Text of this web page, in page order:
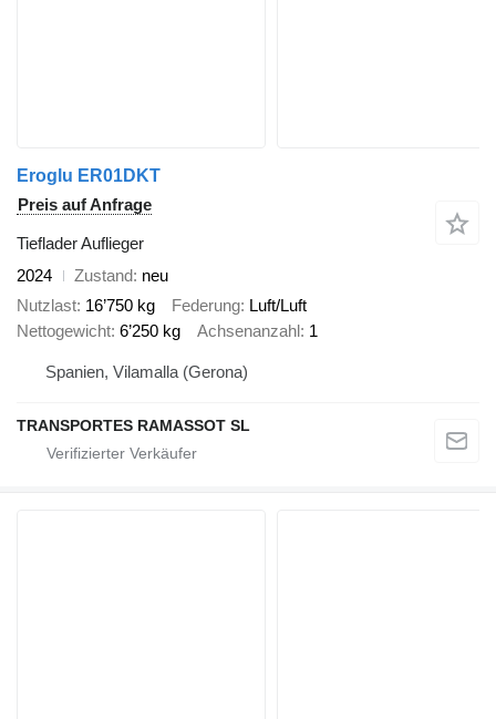
Eroglu ER01DKT
Preis auf Anfrage
Tieflader Auflieger
2024
Zustand
neu
Nutzlast 16’750 kg Federung Luft/Luft
Nettogewicht 6’250 kg Achsenanzahl 1
Spanien, Vilamalla (Gerona)
TRANSPORTES RAMASSOT SL